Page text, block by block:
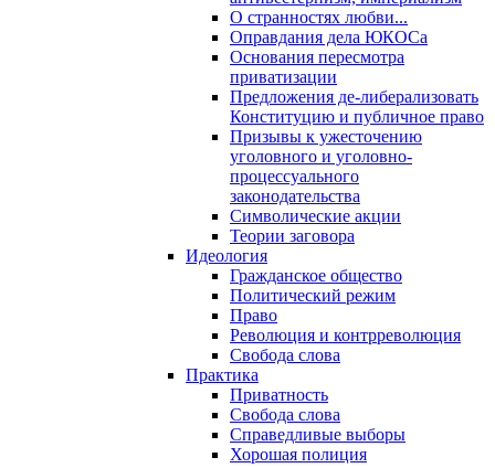
О странностях любви...
Оправдания дела ЮКОСа
Основания пересмотра
приватизации
Предложения де-либерализовать
Конституцию и публичное право
Призывы к ужесточению
уголовного и уголовно-
процессуального
законодательства
Символические акции
Теории заговора
Идеология
Гражданское общество
Политический режим
Право
Революция и контрреволюция
Свобода слова
Практика
Приватность
Свобода слова
Справедливые выборы
Хорошая полиция